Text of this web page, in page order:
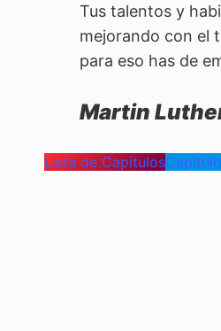
Tus talentos y
mejorando con el
para eso has de
Martin
Lista de Capítulos